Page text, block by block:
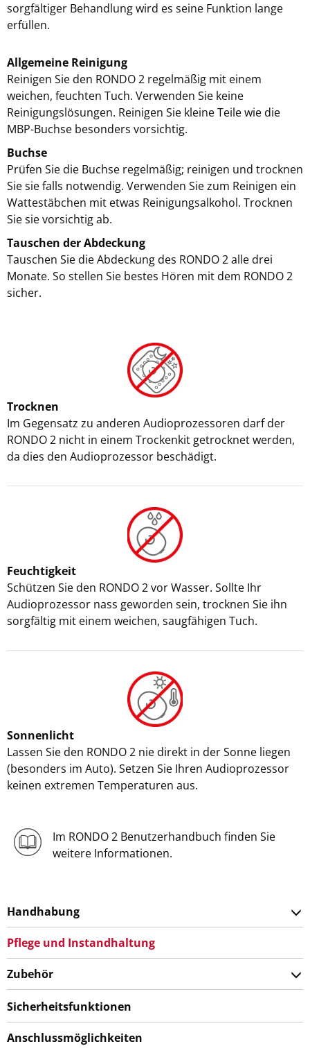
sorgfältiger Behandlung wird es seine Funktion lange
erfüllen.
Allgemeine Reinigung
Reinigen Sie den RONDO 2 regelmäßig mit einem
weichen, feuchten Tuch. Verwenden Sie keine
Reinigungslösungen. Reinigen Sie kleine Teile wie die
MBP-Buchse besonders vorsichtig.
Buchse
Prüfen Sie die Buchse regelmäßig; reinigen und trocknen
Sie sie falls notwendig. Verwenden Sie zum Reinigen ein
Wattestäbchen mit etwas Reinigungsalkohol. Trocknen
Sie sie vorsichtig ab.
Tauschen der Abdeckung
Tauschen Sie die Abdeckung des RONDO 2 alle drei
Monate. So stellen Sie bestes Hören mit dem RONDO 2
sicher.
Trocknen
Im Gegensatz zu anderen Audioprozessoren darf der
RONDO 2 nicht in einem Trockenkit getrocknet werden,
da dies den Audioprozessor beschädigt.
Feuchtigkeit
Schützen Sie den RONDO 2 vor Wasser. Sollte Ihr
Audioprozessor nass geworden sein, trocknen Sie ihn
sorgfältig mit einem weichen, saugfähigen Tuch.
Sonnenlicht
Lassen Sie den RONDO 2 nie direkt in der Sonne liegen
(besonders im Auto). Setzen Sie Ihren Audioprozessor
keinen extremen Temperaturen aus.
Im RONDO 2 Benutzerhandbuch finden Sie
weitere Informationen.
Handhabung
Pflege und Instandhaltung
Zubehör
Sicherheitsfunktionen
Anschlussmöglichkeiten